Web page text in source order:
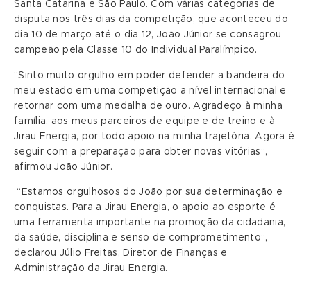
Santa Catarina e São Paulo. Com várias categorias de
disputa nos três dias da competição, que aconteceu do
dia 10 de março até o dia 12, João Júnior se consagrou
campeão pela Classe 10 do Individual Paralímpico.
“Sinto muito orgulho em poder defender a bandeira do
meu estado em uma competição a nível internacional e
retornar com uma medalha de ouro. Agradeço à minha
família, aos meus parceiros de equipe e de treino e à
Jirau Energia, por todo apoio na minha trajetória. Agora é
seguir com a preparação para obter novas vitórias”,
afirmou João Júnior.
“Estamos orgulhosos do João por sua determinação e
conquistas. Para a Jirau Energia, o apoio ao esporte é
uma ferramenta importante na promoção da cidadania,
da saúde, disciplina e senso de comprometimento”,
declarou Júlio Freitas, Diretor de Finanças e
Administração da Jirau Energia.